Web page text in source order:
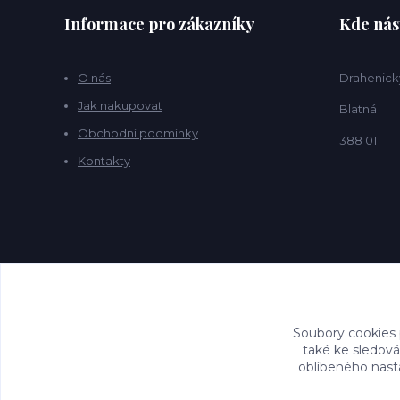
Informace pro zákazníky
O nás
Jak nakupovat
Obchodní podmínky
Kontakty
Kde
Blatná
388 01
Soubory
také ke
oblíbeného